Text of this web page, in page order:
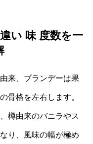
い 味 度数を一
来、ブランデーは果
骨格を左右します。
樽由来のバニラやス
り、風味の幅が極め